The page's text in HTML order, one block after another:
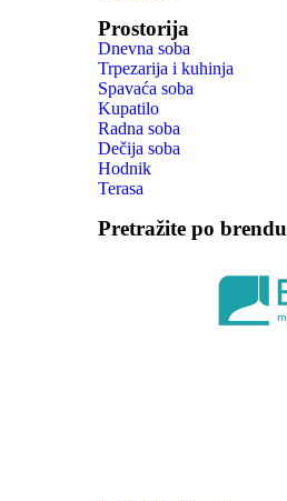
Prostorija
Dnevna soba
Trpezarija i kuhinja
Spavaća soba
Kupatilo
Radna soba
Dečija soba
Hodnik
Terasa
Pretražite po brendu